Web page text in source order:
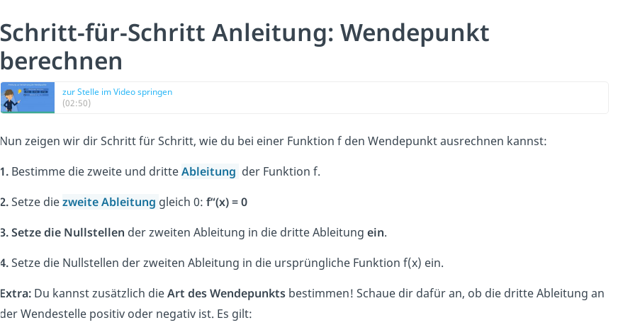
Schritt-für-Schritt Anleitung: Wendepunkt
berechnen
zur Stelle im Video springen
(02:50)
Nun zeigen wir dir Schritt für Schritt, wie du bei einer Funktion f den Wendepunkt ausrechnen kannst:
1.Bestimme die zweite und dritteAbleitung der Funktion f.
2.Setze diezweite Ableitung gleich 0: f“(x) = 0
3. Setze die Nullstellen der zweiten Ableitung in die dritte Ableitung ein.
4.Setze die Nullstellen der zweiten Ableitung in die ursprüngliche Funktion f(x) ein.
Extra:Du kannst zusätzlich dieArt des Wendepunktsbestimmen! Schaue dir dafür an, ob die dritte Ableitung an
der Wendestelle positiv oder negativ ist. Es gilt: